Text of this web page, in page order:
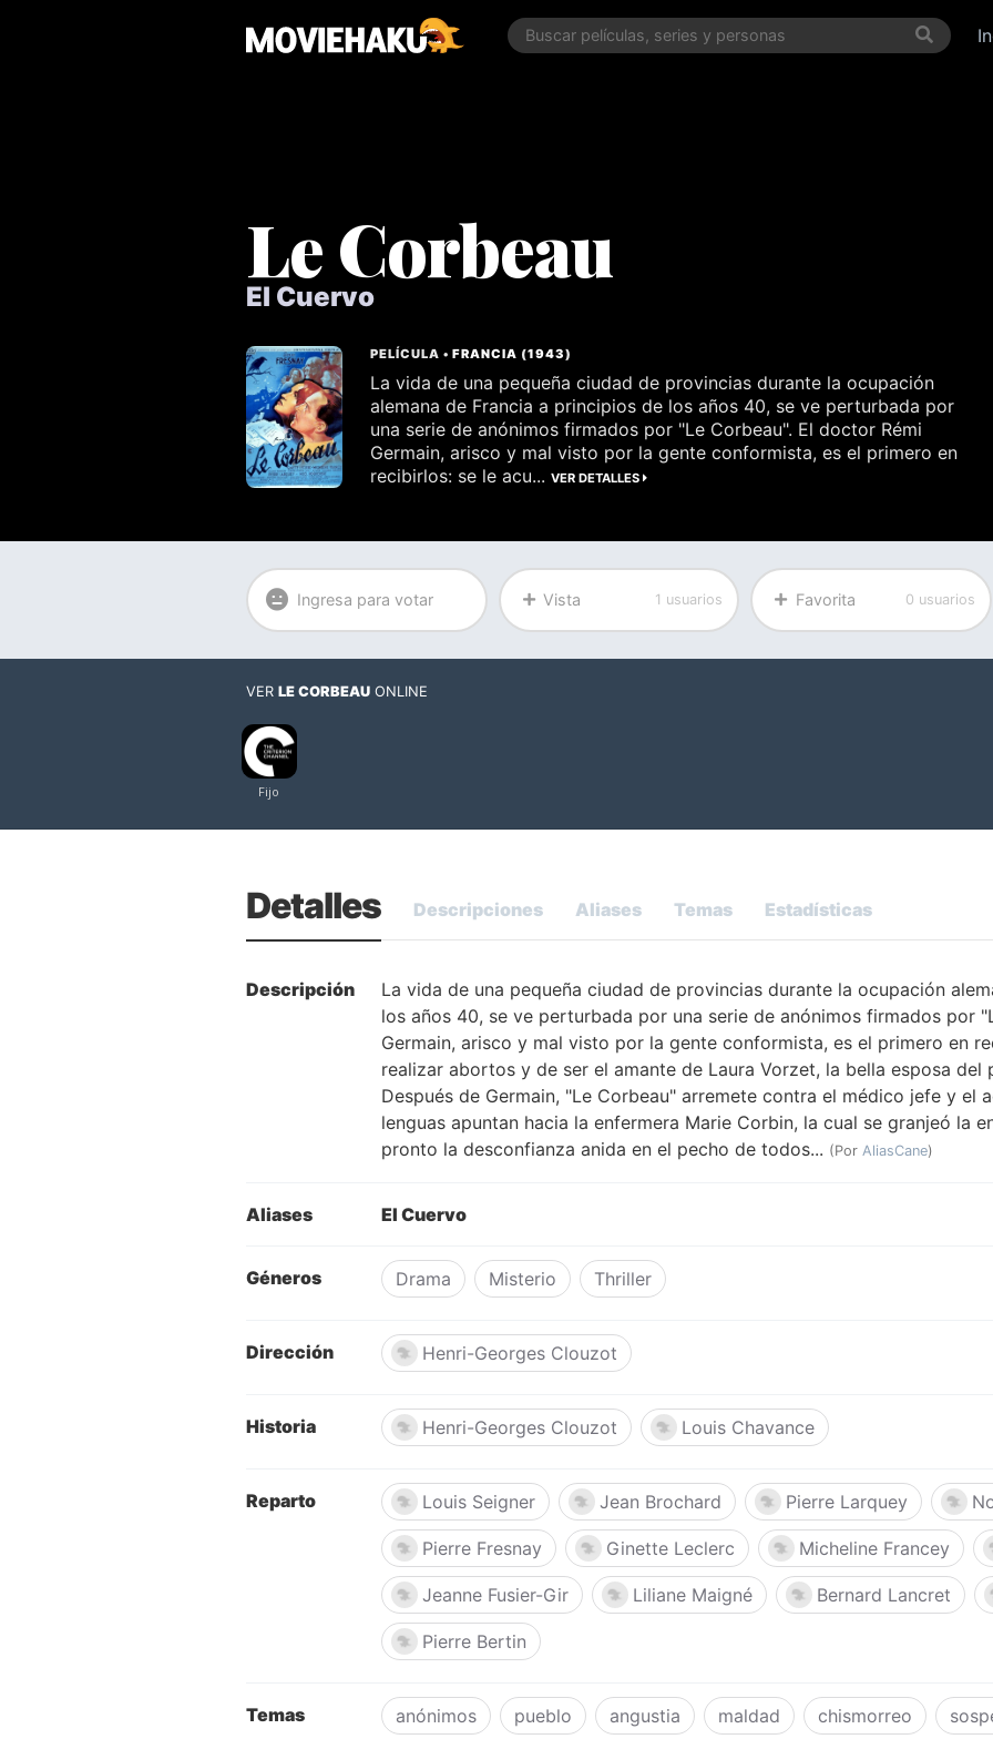
Le Corbeau
El Cuervo
PELÍCULA •FRANCIA (1943)
La vida de una pequeña ciudad de provincias durante la ocupación
alemana de Francia a principios de los años 40, se ve perturbada por
una serie de anónimos firmados por "Le Corbeau". El doctor Rémi
Germain, arisco y mal visto por la gente conformista, es el primero en
recibirlos: se le acu...VER DETALLES
Ingresa para votar Vista 1 usuarios Favorita 0 usuarios
VER LE CORBEAU ONLINE
Detalles Descripciones Aliases Temas Estadísticas
Descripción
La vida de una pequeña ciudad de provincias durante la ocupación
los años 40, se ve perturbada por una serie de anónimos firmados por
Germain, arisco y mal visto por la gente conformista, es el primero en
realizar abortos y de ser el amante de Laura Vorzet, la bella esposa del
Después de Germain, "Le Corbeau" arremete contra el médico jefe y el
lenguas apuntan hacia la enfermera Marie Corbin, la cual se granjeó la
pronto la desconfianza anida en el pecho de todos... (Por AliasCane)
Aliases El Cuervo
Géneros Drama Misterio Thriller
Dirección Henri-Georges Clouzot
Historia Henri-Georges Clouzot Louis Chavance
Reparto Louis Seigner Jean Brochard Pierre Larquey
Pierre Fresnay Ginette Leclerc Micheline Francey
Jeanne Fusier-Gir Liliane Maigné Bernard Lancret
Pierre Bertin
Temas anónimos pueblo angustia maldad chismorreo